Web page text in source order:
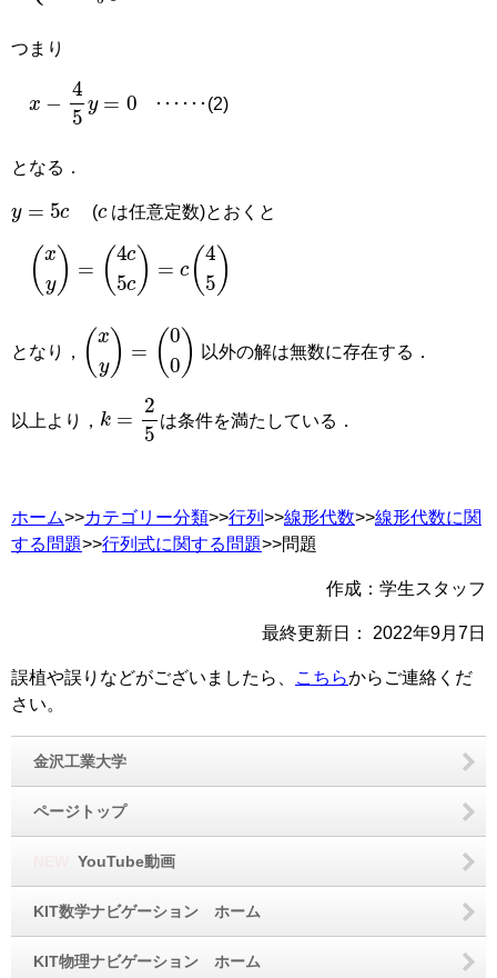
つまり
x −45y=0 ･･････(2)
となる．
5c
( は任意定数)とおくと
x y= 4c 5 c= c 45
となり， x y= 00 以外の解は無数に存在する．
以上より， k =2 5 は条件を満たしている．
ホーム>>カテゴリー分類>>行列 >>線形代数>>線形代数に関
する問題>>行列式に関する問題>>問題
作成：学生スタッフ
最終更新日： 2022年9月7日
誤植や誤りなどがございましたら、 こちらからご連絡くだ
さい。
金沢工業大学
ページトップ
YouTube動画
KIT数学ナビゲーション ホーム
KIT物理ナビゲーション ホーム